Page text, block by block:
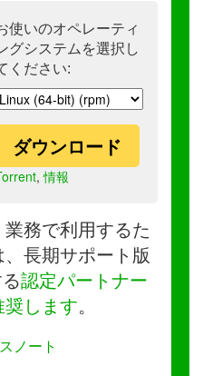
使いのオペレーティ
グシステムを選択し
ください:
ダウンロード
,情報
務で利用するた
長期サポート版
認定パートナー
奨します。
ノート